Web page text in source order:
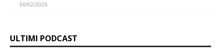
06/02/2026
ULTIMI PODCAST